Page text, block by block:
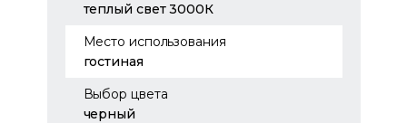
теплый свет 3000К
Место использования
гостиная
Выбор цвета
черный